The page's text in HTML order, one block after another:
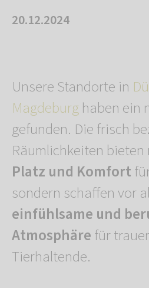
20.12.2024
Unsere Standorte in
Magdeburghaben ein
gefunden. Die frisch
Räumlichkeiten
Platz und Komfort
sondern schaffen vor
einfühlsame und
Atmosphärefür
Tierhaltende.